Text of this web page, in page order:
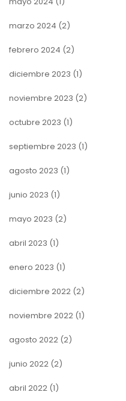
marzo 2024 (2)
febrero 2024 (2)
diciembre 2023 (1)
noviembre 2023 (2)
octubre 2023 (1)
septiembre 2023 (1)
agosto 2023 (1)
junio 2023 (1)
mayo 2023 (2)
abril 2023 (1)
enero 2023 (1)
diciembre 2022 (2)
noviembre 2022 (1)
agosto 2022 (2)
junio 2022 (2)
abril 2022 (1)